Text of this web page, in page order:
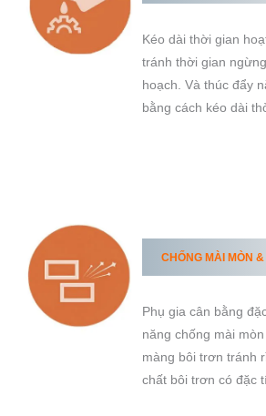
Kéo dài thời gian
tránh thời gian
hoạch. Và thúc đẩy
bằng cách kéo dài
CHỐNG MÀI MÒN
Phụ gia cân bằng
năng chống mài
màng bôi trơn tránh
chất bôi trơn có đặc